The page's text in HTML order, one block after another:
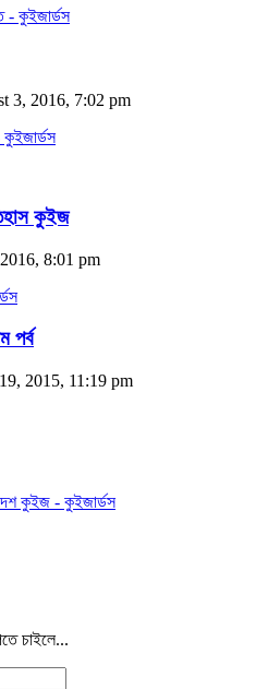
3, 2016, 7:02 pm
কুইজ
8:01 pm
পর্ব
2015, 11:19 pm
চাইলে...